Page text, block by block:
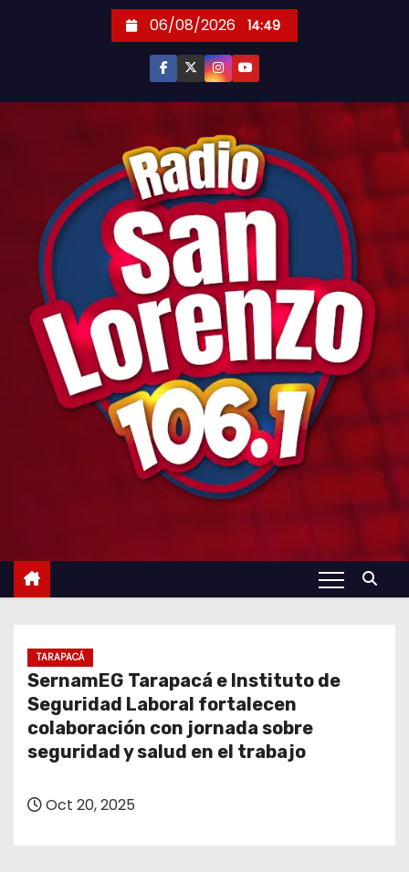
06/08/2026 14:49
TARAPACÁ
SernamEG Tarapacá e Instituto de
Seguridad Laboral fortalecen
colaboración con jornada sobre
seguridad y salud en el trabajo
Oct 20, 2025